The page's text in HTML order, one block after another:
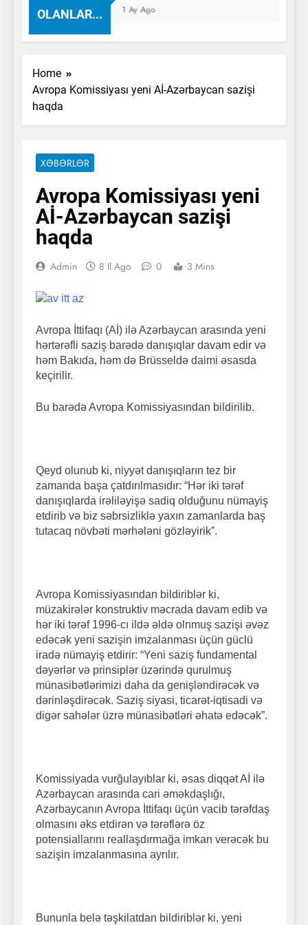
OLANLAR...
1 Ay Ago
Home
Avropa Komissiyası yeni Aİ-Azərbaycan sazişi
haqda
XƏBƏRLƏR
Avropa Komissiyası yeni
Aİ-Azərbaycan sazişi
haqda
Admin 8 Il Ago 0 3 Mins
Avropa İttifaqı (Aİ) ilə Azərbaycan arasında yeni
hərtərəfli saziş barədə danışıqlar davam edir və
həm Bakıda, həm də Brüsseldə daimi əsasda
keçirilir.
Bu barədə Avropa Komissiyasından bildirilib.
Qeyd olunub ki, niyyət danışıqların tez bir
zamanda başa çatdırılmasıdır: “Hər iki tərəf
danışıqlarda irəliləyişə sadiq olduğunu nümayiş
etdirib və biz səbrsizliklə yaxın zamanlarda baş
tutacaq növbəti mərhələni gözləyirik”.
Avropa Komissiyasından bildiriblər ki,
müzakirələr konstruktiv məcrada davam edib və
hər iki tərəf 1996-cı ildə əldə olnmuş sazişi əvəz
edəcək yeni sazişin imzalanması üçün güclü
iradə nümayiş etdirir: “Yeni saziş fundamental
dəyərlər və prinsiplər üzərində qurulmuş
münasibətlərimizi daha da genişləndirəcək və
dərinləşdirəcək. Saziş siyasi, ticarət-iqtisadi və
digər sahələr üzrə münasibətləri əhatə edəcək”.
Komissiyada vurğulayıblar ki, əsas diqqət Aİ ilə
Azərbaycan arasında cari əməkdaşlığı,
Azərbaycanın Avropa İttifaqı üçün vacib tərəfdaş
olmasını əks etdirən və tərəflərə öz
potensiallarını reallaşdırmağa imkan verəcək bu
sazişin imzalanmasına ayrılır.
Bununla belə təşkilatdan bildiriblər ki, yeni